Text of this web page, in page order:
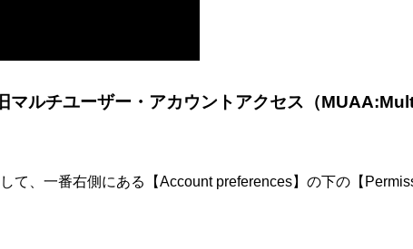
マルチユーザー・アカウントアクセス（
て、一番右側にある【Account preferences】の下の【